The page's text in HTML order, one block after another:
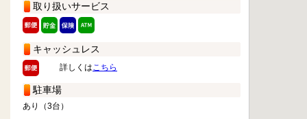
取り扱いサービス
キャッシュレス
詳しくはこちら
駐車場
あり（3台）